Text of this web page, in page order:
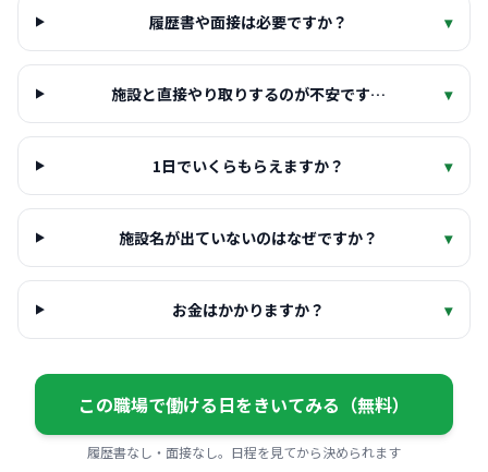
履歴書や面接は必要ですか？ ▾
施設と直接やり取りするのが不安です… ▾
1日でいくらもらえますか？ ▾
施設名が出ていないのはなぜですか？ ▾
お金はかかりますか？ ▾
この職場で働ける日をきいてみる（無料）
履歴書なし・面接なし。日程を見てから決められます